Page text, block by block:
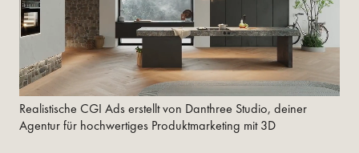
Realistische CGI Ads erstellt von Danthree Studio, deiner
Agentur für hochwertiges Produktmarketing mit 3D